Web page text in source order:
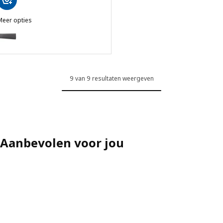
opties
KLAGSHAMN, Hoes rugkussen, Skiftebo donkergrijs
9 van 9 resultaten weergeven
Aanbevolen voor jou